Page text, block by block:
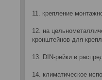
11. крепление
12. на
кронштейнов для
13. DIN-рейки в
14. климатическое